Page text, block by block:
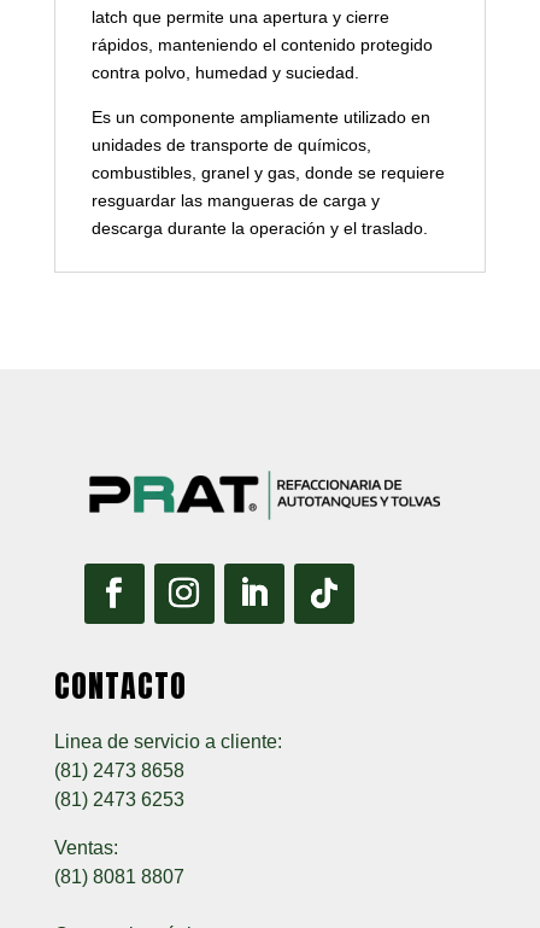
latch que permite una apertura y cierre
rápidos, manteniendo el contenido protegido
contra polvo, humedad y suciedad.
Es un componente ampliamente utilizado en
unidades de transporte de químicos,
combustibles, granel y gas, donde se requiere
resguardar las mangueras de carga y
descarga durante la operación y el traslado.
CONTACTO
Linea de servicio a cliente:
(81) 2473 8658
(81) 2473 6253
Ventas:
(81) 8081 8807